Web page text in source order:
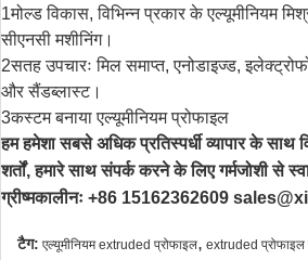
1मोल्ड विकास, विभिन्न प्रकार के एल्यूमीनियम
सीएनसी मशीनिंग।
2सतह उपचारः मिल समाप्त, एनोडाइज्ड,
और सैंडब्लास्ट।
3कस्टम बनाया एल्यूमीनियम प्रोफाइल
हम हमेशा सबसे अधिक प्रतिस्पर्धी व्यापार के साथ
शर्तों, हमारे साथ संपर्क करने के लिए गर्मजोशी से
ग्रीष्मकालीनः +86 15162362609
टैग: एल्यूमीनियम extruded प्रोफाइल, extruded प्रोफाइल